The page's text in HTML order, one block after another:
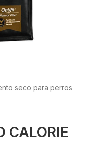
seco para perros
CALORIE